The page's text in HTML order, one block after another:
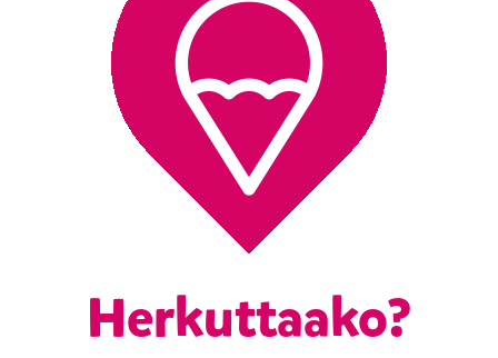
Herkuttaako?